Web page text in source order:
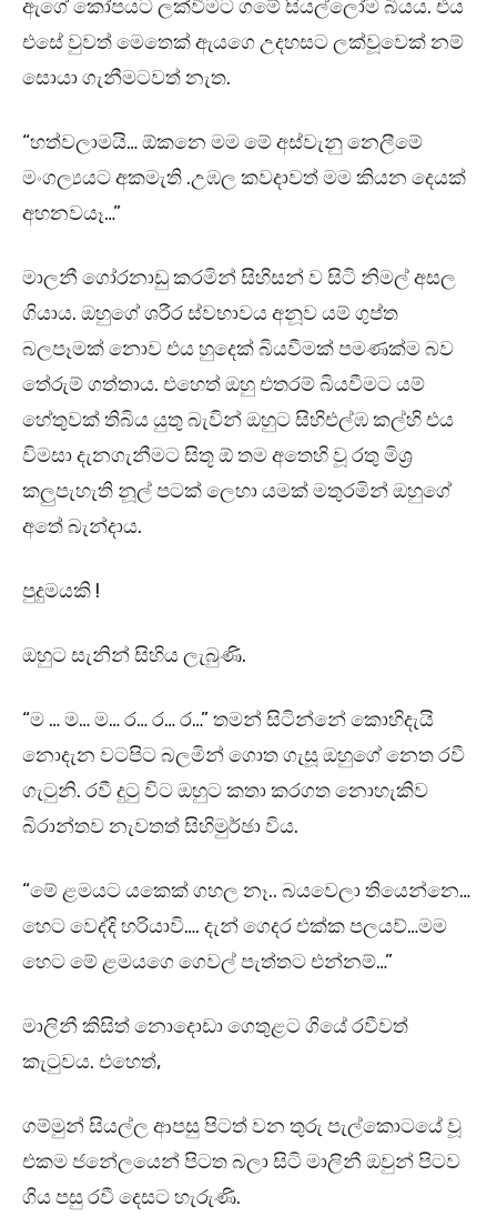
ඇගේ කෝපයට ලක්වීමට ගමේ සියල්ලෝම බියය. එය
එසේ වුවත් මෙතෙක් ඇයගෙ උදහසට ලක්වූවෙක් නම්
සොයා ගැනීමටවත් නැත.
“හත්වලාමයි… ඕකනෙ මම මේ අස්වැනු නෙලීමේ
මංගල්‍යයට අකමැති .උඹල කවදාවත් මම කියන දෙයක්
අහනවයෑ…”
මාලනී ගෝරනාඩු කරමින් සිහිසන් ව සිටි නිමල් අසල
ගියාය. ඔහුගේ ශරීර ස්වභාවය අනූව යම් ගුප්ත
බලපෑමක් නොව එය හුදෙක් බියවීමක් පමණක්ම බව
තේරුම් ගත්තාය. එහෙත් ඔහු එතරම් බියවීමට යම්
හේතුවක් තිබිය යුතු බැවින් ඔහුට සිහිඑල්ඹ කල්හි එය
විමසා දැනගැනීමට සිතූ ඕ තම අතෙහි වූ රතු මිශ්‍ර
කලුපැහැති නූල් පටක් ලෙහා යමක් මතුරමින් ඔහුගේ
අතේ බැන්දාය.
පුදුමයකි !
ඔහුට සැනින් සිහිය ලැබුණි.
“ම … ම… ම… ර… ර… ර…” තමන් සිටින්නේ කොහිදැයි
නොදැන වටපිට බලමින් ගොත ගැසූ ඔහුගේ නෙත රවී
ගැටුනි. රවී දුටු විට ඔහුට කතා කරගත නොහැකිව
බිරාන්තව නැවතත් සිහිමුර්ඡා විය.
“මේ ළමයට යකෙක් ගහල නෑ.. බයවෙලා තියෙන්නෙ…
හෙට වෙද්දි හරියාවි…. දැන් ගෙදර එක්ක පලයව්…මම
හෙට මේ ළමයගෙ ගෙවල් පැත්තට එන්නම්…”
මාලිනී කිසිත් නොදොඩා ගෙතුළට ගියේ රවීවත්
කැටුවය. එහෙත්,
ගම්මුන් සියල්ල ආපසු පිටත් වන තුරු පැල්කොටයේ වූ
එකම ජනේලයෙන් පිටත බලා සිටි මාලිනී ඔවුන් පිටව
ගිය පසු රවී දෙසට හැරුණි.